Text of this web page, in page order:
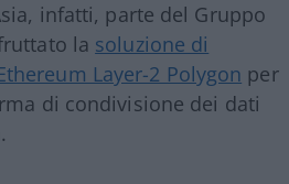
infatti, parte del Gruppo
la soluzione di
Layer-2 Polygon per
di condivisione dei dati